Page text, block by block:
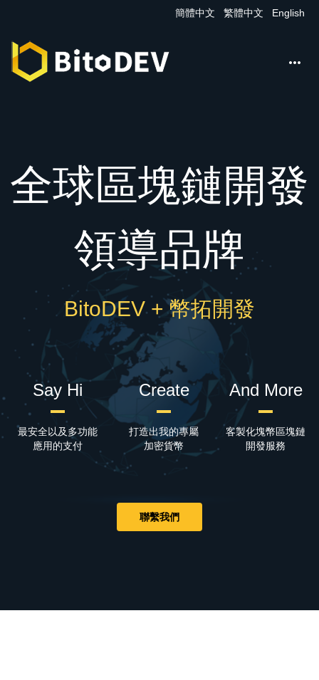
簡體中文 繁體中文 English

全球區塊鏈開發
領導品牌
BitoDEV + 幣拓開發
Say Hi
最安全以及多功能
應用的支付
Create
打造出我的專屬
加密貨幣
And More
客製化塊幣區塊鏈
開發服務
聯繫我們